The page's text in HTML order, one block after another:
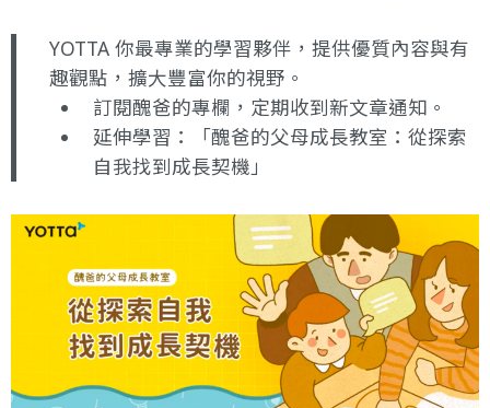
YOTTA 你最專業的學習夥伴，提供優質內容與有
趣觀點，擴大豐富你的視野。
訂閱醜爸的專欄 ，定期收到新文章通知。
延伸學習：
「醜爸的父母成長教室：從探索
自我找到成長契機」